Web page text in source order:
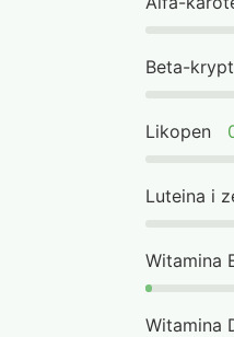
Beta-
Likopen
Luteina i
Witamina
Witamina